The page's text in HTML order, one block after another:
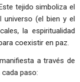
tejido simboliza el
(el bien y el
la espiritualidad
coexistir en paz.
a través de
paso: